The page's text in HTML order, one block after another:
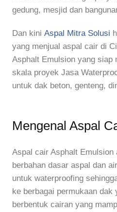
gedung, mesjid dan
Dan kini Aspal Mitra Solusi
yang menjual aspal cair di
Asphalt Emulsion yang siap
skala proyek Jasa
untuk dak beton, genteng,
Mengenal Aspal
Aspal cair Asphalt Emulsion
berbahan dasar aspal dan
untuk waterproofing
ke berbagai permukaan dak
berbentuk cairan yang